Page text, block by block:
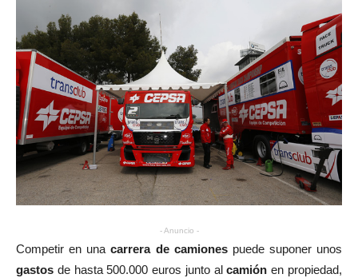
- Anuncio -
Competir en unacarrera de camiones puede suponer unos
gastos de hasta 500.000 euros junto alcamión en propiedad,